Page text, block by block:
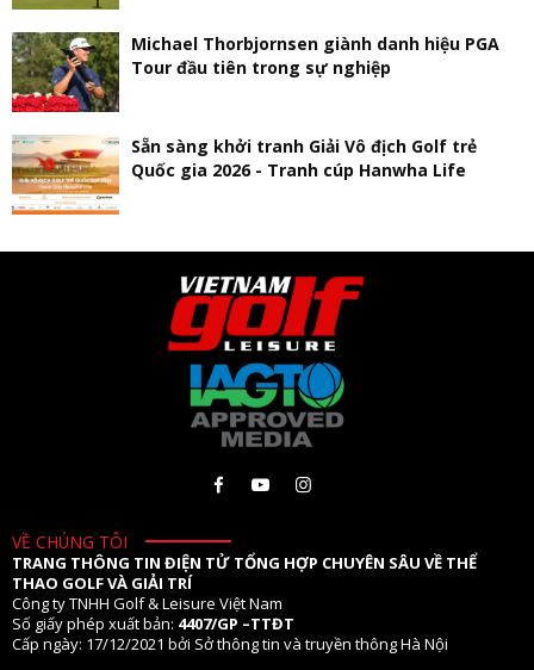
Michael Thorbjornsen giành danh hiệu PGA
Tour đầu tiên trong sự nghiệp
Sẵn sàng khởi tranh Giải Vô địch Golf trẻ
Quốc gia 2026 - Tranh cúp Hanwha Life
VỀ CHÚNG TÔI
TRANG THÔNG TIN ĐIỆN TỬ TỔNG HỢP CHUYÊN SÂU VỀ THỂ
THAO GOLF VÀ GIẢI TRÍ
Công ty TNHH Golf & Leisure Việt Nam
Số giấy phép xuất bản: 4407/GP –TTĐT
Cấp ngày: 17/12/2021 bởi Sở thông tin và truyền thông Hà Nội